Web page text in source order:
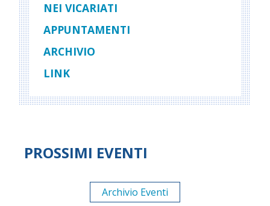
NEI VICARIATI
APPUNTAMENTI
ARCHIVIO
LINK
PROSSIMI EVENTI
Archivio Eventi